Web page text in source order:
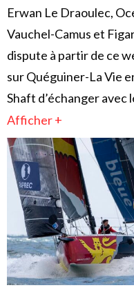
Erwan Le Draoulec,
Vauchel-Camus et
dispute à partir de ce
sur Quéguiner-La Vie
Shaft d’échanger avec
Afficher +